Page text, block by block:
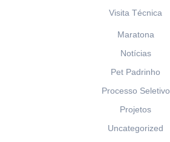
Visita Técnica
Maratona
Notícias
Pet Padrinho
Processo Seletivo
Projetos
Uncategorized